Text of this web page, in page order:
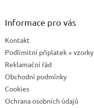
Informace pro vás
Kontakt
Podlimitní příplatek + vzorky
Reklamační řád
Obchodní podmínky
Cookies
Ochrana osobních údajů